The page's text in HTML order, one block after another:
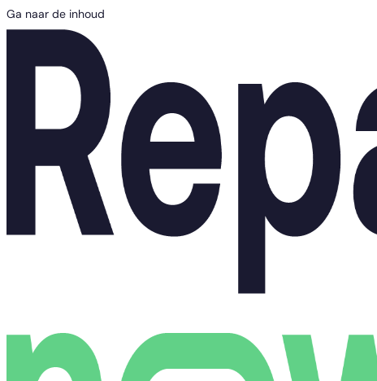
Ga naar de inhoud